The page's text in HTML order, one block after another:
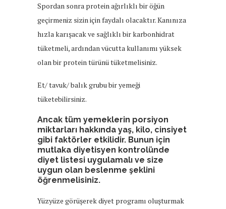
Spordan sonra protein ağırlıklı bir öğün
geçirmeniz sizin için faydalı olacaktır. Kanınıza
hızla karışacak ve sağlıklı bir karbonhidrat
tüketmeli, ardından vücutta kullanımı yüksek
olan bir protein türünü tüketmelisiniz.
Et/ tavuk/ balık grubu bir yemeği
tüketebilirsiniz.
Ancak tüm yemeklerin porsiyon
miktarları hakkında yaş, kilo, cinsiyet
gibi faktörler etkilidir. Bunun için
mutlaka diyetisyen kontrolünde
diyet listesi uygulamalı ve size
uygun olan beslenme şeklini
öğrenmelisiniz.
Yüzyüze görüşerek diyet programı oluşturmak